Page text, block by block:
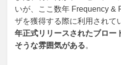
いが、ここ数年 Frequency &
ザを獲得する際に利用されて
年正式リリースされたブロー
そうな雰囲気がある。